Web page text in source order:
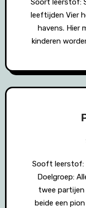
Soort leerstof: Spel Warming-up Doelgroep: Alle
leeftijden Vier
havens. Hier
kinderen
Sooft leerstof: Newaza spel met stoei gehalte
Doelgroep:
twee partijen
beide een